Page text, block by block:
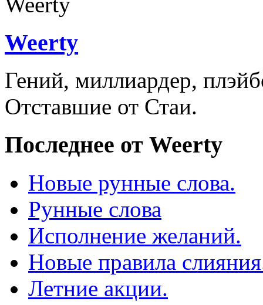
Weerty
Гений, миллиардер,
Отставшие от Стаи.
Последнее от Weerty
Новые рунные слова.
Рунные слова
Исполнение желаний.
Новые правила
Летние акции.